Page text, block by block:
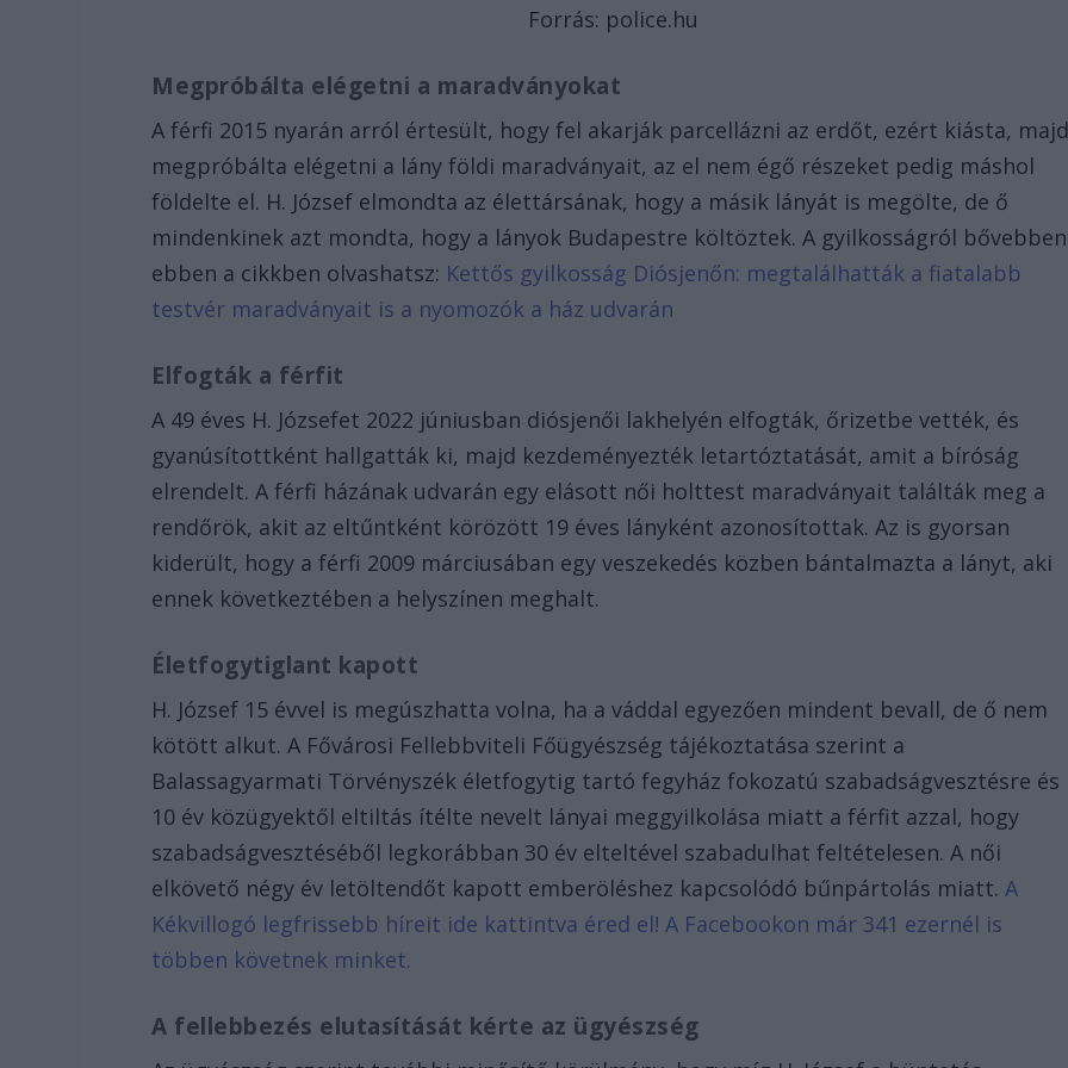
Forrás: police.hu
Megpróbálta elégetni a maradványokat
A férfi 2015 nyarán arról értesült, hogy fel akarják parcellázni az erdőt, ezért kiásta,
megpróbálta elégetni a lány földi maradványait, az el nem égő részeket pedig máshol
földelte el. H. József elmondta az élettársának, hogy a másik lányát is megölte, de ő
mindenkinek azt mondta, hogy a lányok Budapestre költöztek. A gyilkosságról bővebben
ebben a cikkben olvashatsz: Kettős gyilkosság Diósjenőn: megtalálhatták a fiatalabb
testvér maradványait is a nyomozók a ház udvarán
Elfogták a férfit
A 49 éves H. Józsefet 2022 júniusban diósjenői lakhelyén elfogták, őrizetbe vették, és
gyanúsítottként hallgatták ki, majd kezdeményezték letartóztatását, amit a bíróság
elrendelt. A férfi házának udvarán egy elásott női holttest maradványait találták meg a
rendőrök, akit az eltűntként körözött 19 éves lányként azonosítottak. Az is gyorsan
kiderült, hogy a férfi 2009 márciusában egy veszekedés közben bántalmazta a lányt, aki
ennek következtében a helyszínen meghalt.
Életfogytiglant kapott
H. József 15 évvel is megúszhatta volna, ha a váddal egyezően mindent bevall, de ő nem
kötött alkut. A Fővárosi Fellebbviteli Főügyészség tájékoztatása szerint a
Balassagyarmati Törvényszék életfogytig tartó fegyház fokozatú szabadságvesztésre és
10 év közügyektől eltiltás ítélte nevelt lányai meggyilkolása miatt a férfit azzal, hogy
szabadságvesztéséből legkorábban 30 év elteltével szabadulhat feltételesen. A női
elkövető négy év letöltendőt kapott emberöléshez kapcsolódó bűnpártolás miatt. A
Kékvillogó legfrissebb híreit ide kattintva éred el! A Facebookon már 341 ezernél is
többen követnek minket.
A fellebbezés elutasítását kérte az ügyészség